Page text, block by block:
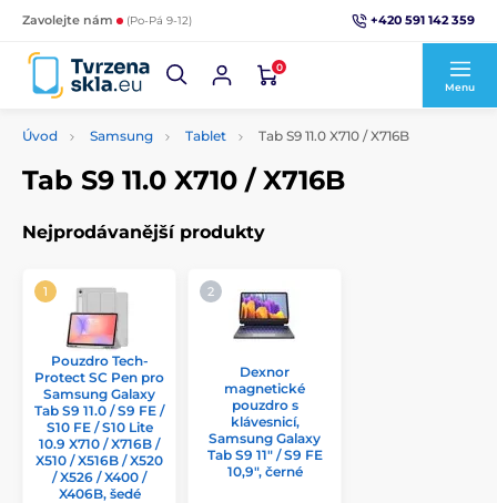
Zavolejte nám (Po-Pá 9-12) +420 591 142 359
0
Menu
Úvod Samsung Tablet Tab S9 11.0 X710 / X716B
Tab S9 11.0 X710 / X716B
Nejprodávanější produkty
Pouzdro Tech-
Protect SC Pen pro
Samsung Galaxy
Tab S9 11.0 / S9 FE /
S10 FE / S10 Lite
10.9 X710 / X716B /
X510 / X516B / X520
/ X526 / X400 /
X406B, šedé
Dexnor
magnetické
pouzdro s
klávesnicí,
Samsung Galaxy
Tab S9 11" / S9 FE
10,9", černé